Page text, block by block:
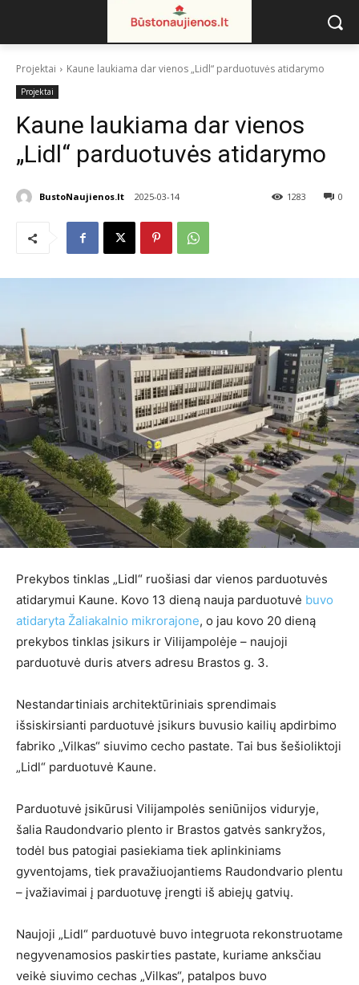
Projektai Kaune laukiama dar vienos „Lidl“ parduotuvės atidarymo
Projektai
Kaune laukiama dar vienos
„Lidl“ parduotuvės atidarymo
BustoNaujienos.lt 2025-03-14 0
1283
Prekybos tinklas „Lidl“ ruošiasi dar vienos parduotuvės
atidarymui Kaune. Kovo 13 dieną nauja parduotuvė buvo
atidaryta Žaliakalnio mikrorajone, o jau kovo 20 dieną
prekybos tinklas įsikurs ir Vilijampolėje – naujoji
parduotuvė duris atvers adresu Brastos g. 3.
Nestandartiniais architektūriniais sprendimais
išsiskirsianti parduotuvė įsikurs buvusio kailių apdirbimo
fabriko „Vilkas“ siuvimo cecho pastate. Tai bus šešioliktoji
„Lidl“ parduotuvė Kaune.
Parduotuvė įsikūrusi Vilijampolės seniūnijos viduryje,
šalia Raudondvario plento ir Brastos gatvės sankryžos,
todėl bus patogiai pasiekiama tiek aplinkiniams
gyventojams, tiek pravažiuojantiems Raudondvario plentu
– įvažiavimai į parduotuvę įrengti iš abiejų gatvių.
Naujoji „Lidl“ parduotuvė buvo integruota rekonstruotame
negyvenamosios paskirties pastate, kuriame anksčiau
veikė siuvimo cechas „Vilkas“, patalpos buvo